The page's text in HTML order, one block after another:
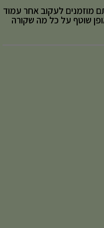
לעקוב אחר עמוד
שוטף על כל מה שקורה